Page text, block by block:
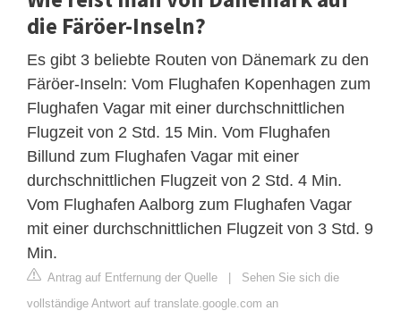
die Färöer-Inseln?
Es gibt 3 beliebte Routen von Dänemark zu den
Färöer-Inseln: Vom Flughafen Kopenhagen zum
Flughafen Vagar mit einer durchschnittlichen
Flugzeit von 2 Std. 15 Min. Vom Flughafen
Billund zum Flughafen Vagar mit einer
durchschnittlichen Flugzeit von 2 Std. 4 Min.
Vom Flughafen Aalborg zum Flughafen Vagar
mit einer durchschnittlichen Flugzeit von 3 Std. 9
Min.
Antrag auf Entfernung der Quelle | Sehen Sie sich die
vollständige Antwort auf translate.google.com an